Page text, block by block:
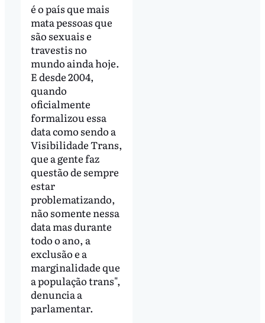
é o país que mais
mata pessoas que
são sexuais e
travestis no
mundo ainda hoje.
E desde 2004,
quando
oficialmente
formalizou essa
data como sendo a
Visibilidade Trans,
que a gente faz
questão de sempre
estar
problematizando,
não somente nessa
data mas durante
todo o ano, a
exclusão e a
marginalidade que
a população trans",
denuncia a
parlamentar.